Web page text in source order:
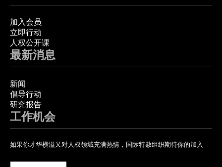
加入会员
立即行动
人权公开课
最新消息
新闻
倡导行动
研究报告
工作机会
如果你才华横溢又对人权领域充满热情，国际特赦组织期待你的加入